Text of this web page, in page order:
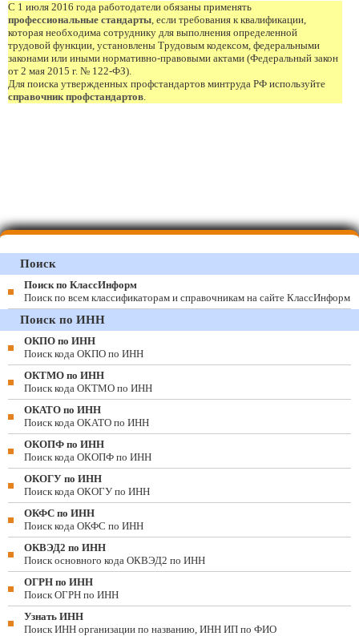
С 1 июля 2016 года работодатели обязаны применять
профессиональные стандарты, если требования к квалификации,
которая необходима сотруднику для выполнения определенной
трудовой функции, установлены Трудовым кодексом, федеральными
законами или иными нормативно-правовыми актами (Федеральный закон
от 2 мая 2015 г. № 122-ФЗ).
Для поиска утвержденных профстандартов минтруда РФ используйте
справочник профстандартов.
Поиск
Поиск по КлассИнформ
Поиск по всем классификаторам и справочникам на сайте КлассИнформ
Поиск по ИНН
ОКПО по ИНН
Поиск кода ОКПО по ИНН
ОКТМО по ИНН
Поиск кода ОКТМО по ИНН
ОКАТО по ИНН
Поиск кода ОКАТО по ИНН
ОКОПФ по ИНН
Поиск кода ОКОПФ по ИНН
ОКОГУ по ИНН
Поиск кода ОКОГУ по ИНН
ОКФС по ИНН
Поиск кода ОКФС по ИНН
ОКВЭД2 по ИНН
Поиск основного кода ОКВЭД2 по ИНН
ОГРН по ИНН
Поиск ОГРН по ИНН
Узнать ИНН
Поиск ИНН организации по названию, ИНН ИП по ФИО